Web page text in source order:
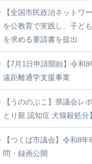
【全国市民政治ネットワ
を公教育で実践し、子ど
を求める要請書を提出
【7月1日申請開始】令和
遠距離通学支援事業
【うののぶこ】県議会レ
とり親 認知症 犬猫殺処分】
【つくば市議会】令和8
問・録画公開